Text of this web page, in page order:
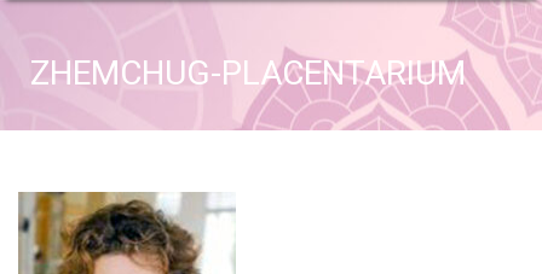
ZHEMCHUG-PLACENTARIUM